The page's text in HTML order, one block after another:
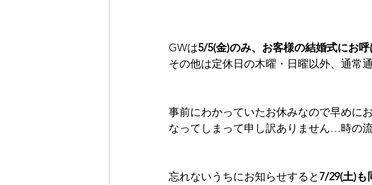
GWは5/5(金)のみ、お客様の結婚式にお
その他は定休日の木曜・日曜以外、通常
事前にわかっていたお休みなので早めに
なってしまって申し訳ありません…時の
忘れないうちにお知らせすると7/29(土)も